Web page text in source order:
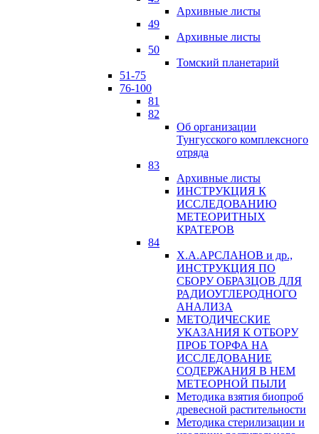
Архивные листы
49
Архивные листы
50
Томский планетарий
51-75
76-100
81
82
Об организации
Тунгусского комплексного
отряда
83
Архивные листы
ИНСТРУКЦИЯ К
ИССЛЕДОВАНИЮ
МЕТЕОРИТНЫХ
КРАТЕРОВ
84
Х.А.АРСЛАНОВ и др.,
ИНСТРУКЦИЯ ПО
СБОРУ ОБРАЗЦОВ ДЛЯ
РАДИОУГЛЕРОДНОГО
АНАЛИЗА
МЕТОДИЧЕСКИЕ
УКАЗАНИЯ К ОТБОРУ
ПРОБ ТОРФА НА
ИССЛЕДОВАНИЕ
СОДЕРЖАНИЯ В НЕМ
МЕТЕОРНОЙ ПЫЛИ
Методика взятия биопроб
древесной растительности
Методика стерилизации и